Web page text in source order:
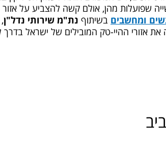
שפועלות מהן, אולם קשה להצביע על אזור
ומחשבים בשיתוף נת"מ שירותי נדל"ן
אזורי ההיי-טק המובילים של ישראל בדרך